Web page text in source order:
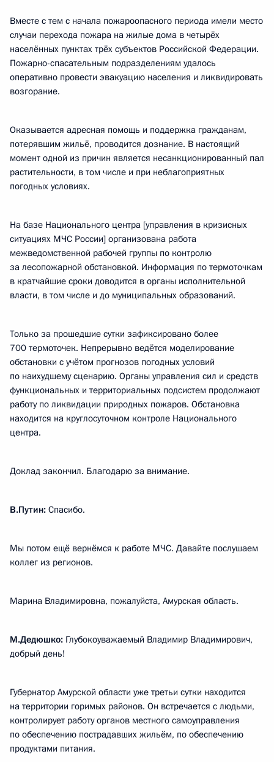
Вместе с тем с начала пожароопасного периода имели место
случаи перехода пожара на жилые дома в четырёх
населённых пунктах трёх субъектов Российской Федерации.
Пожарно-спасательным подразделениям удалось
оперативно провести эвакуацию населения и ликвидировать
возгорание.
Оказывается адресная помощь и поддержка гражданам,
потерявшим жильё, проводится дознание. В настоящий
момент одной из причин является несанкционированный пал
растительности, в том числе и при неблагоприятных
погодных условиях.
На базе Национального центра [управления в кризисных
ситуациях МЧС России] организована работа
межведомственной рабочей группы по контролю
за лесопожарной обстановкой. Информация по термоточкам
в кратчайшие сроки доводится в органы исполнительной
власти, в том числе и до муниципальных образований.
Только за прошедшие сутки зафиксировано более
700 термоточек. Непрерывно ведётся моделирование
обстановки с учётом прогнозов погодных условий
по наихудшему сценарию. Органы управления сил и средств
функциональных и территориальных подсистем продолжают
работу по ликвидации природных пожаров. Обстановка
находится на круглосуточном контроле Национального
центра.
Доклад закончил. Благодарю за внимание.
В.Путин: Спасибо.
Мы потом ещё вернёмся к работе МЧС. Давайте послушаем
коллег из регионов.
Марина Владимировна, пожалуйста, Амурская область.
М.Дедюшко: Глубокоуважаемый Владимир Владимирович,
добрый день!
Губернатор Амурской области уже третьи сутки находится
на территории горимых районов. Он встречается с людьми,
контролирует работу органов местного самоуправления
по обеспечению пострадавших жильём, по обеспечению
продуктами питания.